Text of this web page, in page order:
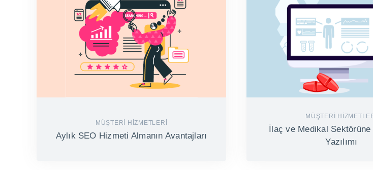
MÜŞTERI HIZMETLERI
Aylık SEO Hizmeti Almanın Avantajları
MÜŞTERI
İlaç ve Medikal
Yazılımı